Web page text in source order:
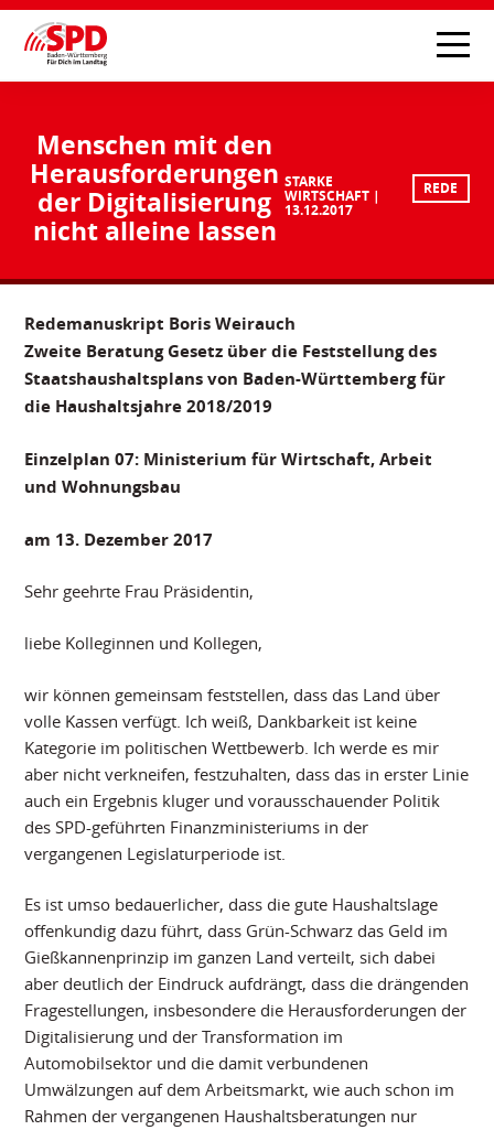
Menschen mit den
Herausforderungen
der Digitalisierung
nicht alleine lassen
STARKE
WIRTSCHAFT
13.12.2017
REDE
Redemanuskript Boris Weirauch
Zweite Beratung Gesetz über die Feststellung des
Staatshaushaltsplans von Baden-Württemberg für
die Haushaltsjahre 2018/2019
Einzelplan 07: Ministerium für Wirtschaft, Arbeit
und Wohnungsbau
am 13. Dezember 2017
Sehr geehrte Frau Präsidentin,
liebe Kolleginnen und Kollegen,
wir können gemeinsam feststellen, dass das Land über
volle Kassen verfügt. Ich weiß, Dankbarkeit ist keine
Kategorie im politischen Wettbewerb. Ich werde es mir
aber nicht verkneifen, festzuhalten, dass das in erster Linie
auch ein Ergebnis kluger und vorausschauender Politik
des SPD-geführten Finanzministeriums in der
vergangenen Legislaturperiode ist.
Es ist umso bedauerlicher, dass die gute Haushaltslage
offenkundig dazu führt, dass Grün-Schwarz das Geld im
Gießkannenprinzip im ganzen Land verteilt, sich dabei
aber deutlich der Eindruck aufdrängt, dass die drängenden
Fragestellungen, insbesondere die Herausforderungen der
Digitalisierung und der Transformation im
Automobilsektor und die damit verbundenen
Umwälzungen auf dem Arbeitsmarkt, wie auch schon im
Rahmen der vergangenen Haushaltsberatungen nur